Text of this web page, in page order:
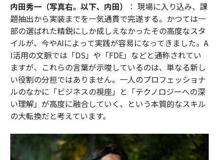
内田秀一（写真右。以下、内田）
： 現場に入り込み、課
題抽出から実装までを一気通貫で完遂する。かつては一
部の選ばれた精鋭にしか成しえなかったその高度なスタ
イルが、今やAIによって実践が容易になってきました。A
I活用の文脈では「DS」や「FDE」などと通称されてい
ますが、これらの言葉が示唆しているのは、単なる新し
い役割の分担ではありません。一人のプロフェッショナ
ルのなかに「ビジネスの視座」と「テクノロジーへの深
い理解」が高度に融合していく、という本質的なスキル
の大転換だと考えています。